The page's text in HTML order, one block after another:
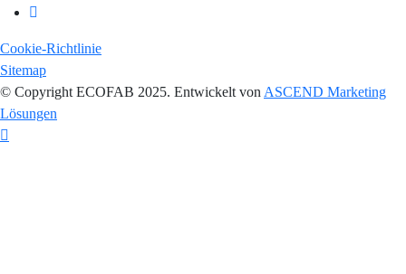
Cookie-Richtlinie
Sitemap
© Copyright ECOFAB 2025. Entwickelt von ASCEND Marketing
Lösungen